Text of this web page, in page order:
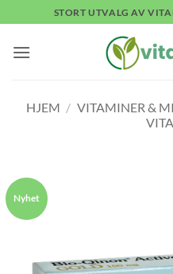
to
content
STORT UTVALG AV
HJEM / VITAMINER &